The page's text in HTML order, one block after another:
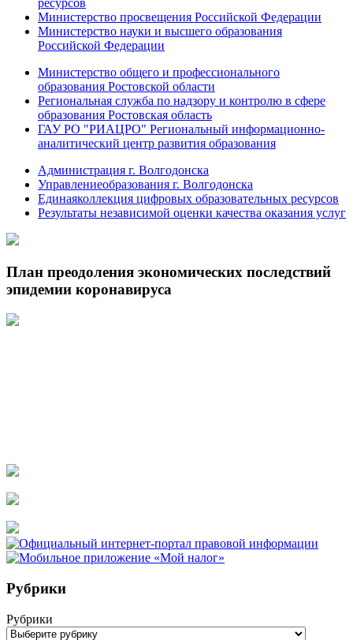
ресурсов
Министерство просвещения Российской Федерации
Министерство науки и высшего образования
Российской Федерации
Министерство общего и профессионального
образования Ростовской области
Региональная служба по надзору и контролю в сфере
образования Ростовская область
ГАУ РО "РИАЦРО" Региональный информационно-
аналитический центр развития образования
Администрация г. Волгодонска
Управлениеобразования г. Волгодонска
Единаяколлекция цифровых образовательных ресурсов
Результаты независимой оценки качества оказания услуг
План преодоления экономических последствий
эпидемии коронавируса
Рубрики
Рубрики